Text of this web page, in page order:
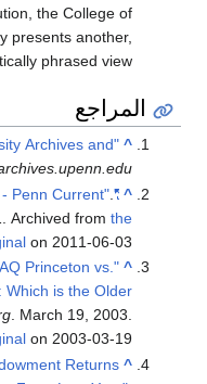
the College of
presents another,
phrased view.
المراجع
^
Archives and
^
"A Penn Trivial Pursuit - Penn Current"
.
Archived fromthe
on 2011-06-03.
^
Princeton vs.
Which is the Older
. March 19, 2003.
on 2003-03-19.
^
Returns